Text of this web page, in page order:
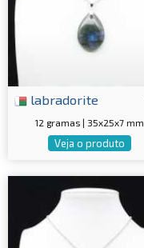
labradorite
12 gramas | 35x25x7 mm
Veja o produto